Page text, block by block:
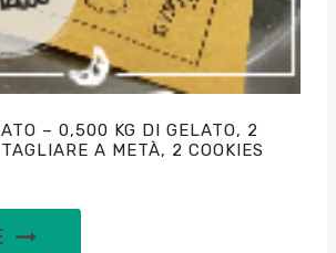
– 0,500 KG DI GELATO, 2
A METÀ, 2 COOKIES